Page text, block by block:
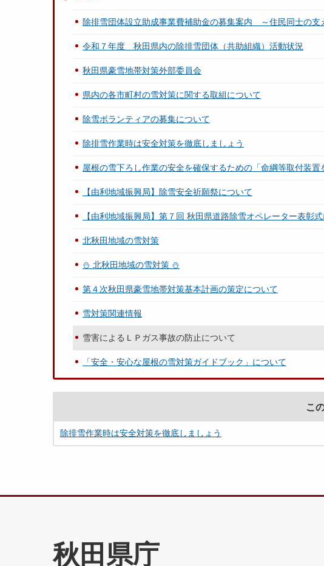
除排雪団体設立助成事業費補助金の募集案内 ～住民同士の支
令和７年度 秋田県内の除排雪団体（共助組織）活動状況
秋田県豪雪地帯対策外部委員会
県内の各市町村の雪対策に関する取組について
除雪ボランティアの募集について
除排雪作業時は安全対策を徹底しましょう
屋根の雪下ろし作業の安全を確保するための「命綱等取付装
【由利地域振興局】除雪安全祈願祭について
【由利地域振興局】第７回 秋田県道路除雪オペレーター表彰
北秋田地域の雪対策
⛄ 北秋田地域の雪対策 ⛄
第４次秋田県豪雪地帯対策基本計画の策定について
雪対策関連情報
雪害によるＬＰガス事故の防止について
「安全・安心な屋根の雪対策ガイドブック」について
こ
除排雪作業時は安全対策を徹底しましょう
秋田県庁